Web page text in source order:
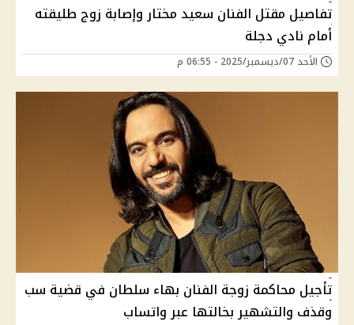
تفاصيل مقتل الفنان سعيد مختار وإصابة زوج طليقته
أمام نادي دجلة
الأحد 07/ديسمبر/2025 - 06:55 م
تأجيل محاكمة زوجة الفنان بهاء سلطان في قضية سب
وقذف والتشهير بخالتها عبر واتساب